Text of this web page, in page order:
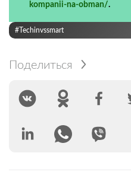
kompanii-na-obman/.
#Techinvssmart
Поделиться